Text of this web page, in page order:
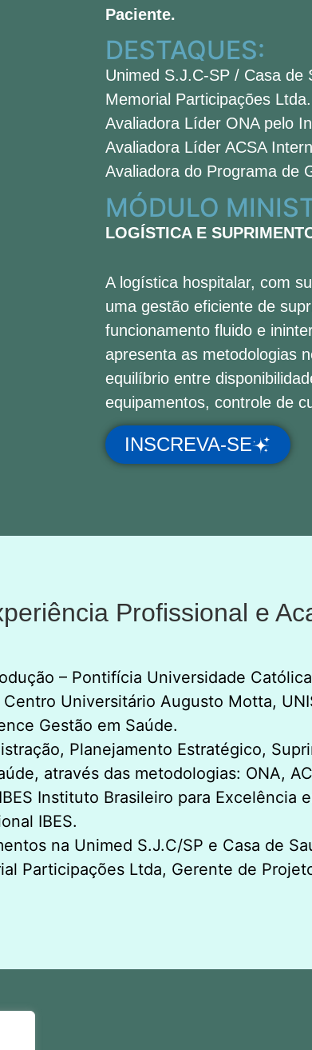
Paciente.
DESTAQUES:
Unimed S.J.C-SP / Casa de
Memorial Participações
Avaliadora Líder ONA pelo
Avaliadora Líder ACSA
Avaliadora do Programa de
MÓDULO
LOGÍSTICA E
A logística hospitalar, com
uma gestão eficiente de
funcionamento fluido e
apresenta as metodologias
equilíbrio entre
equipamentos, controle de
INSCREVA-SE
Profissional e
– Pontifícia Universidade
Universitário Augusto Motta,
Gestão em Saúde.
Planejamento Estratégico,
através das metodologias: ONA,
Instituto Brasileiro para Excelência
IBES.
na Unimed S.J.C/SP e Casa de
Participações Ltda, Gerente de